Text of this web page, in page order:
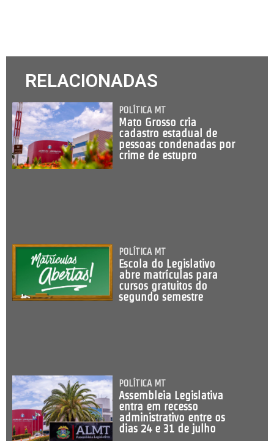
RELACIONADAS
POLÍTICA MT
Mato Grosso cria
cadastro estadual de
pessoas condenadas por
crime de estupro
POLÍTICA MT
Escola do Legislativo
abre matrículas para
cursos gratuitos do
segundo semestre
POLÍTICA MT
Assembleia Legislativa
entra em recesso
administrativo entre os
dias 24 e 31 de julho